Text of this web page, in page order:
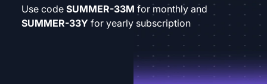
Use code SUMMER-33M for monthly and
SUMMER-33Y for yearly subscription